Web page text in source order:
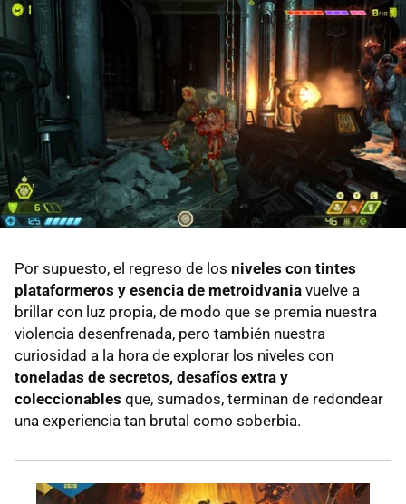
Por supuesto, el regreso de los niveles con tintes
plataformeros y esencia de metroidvania vuelve a
brillar con luz propia, de modo que se premia nuestra
violencia desenfrenada, pero también nuestra
curiosidad a la hora de explorar los niveles con
toneladas de secretos, desafíos extra y
coleccionables que, sumados, terminan de redondear
una experiencia tan brutal como soberbia.